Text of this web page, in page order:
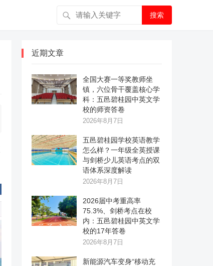
搜索
近期文章
全国大赛一等奖教师坐
镇，六位骨干覆盖核心学
科：五邑碧桂园中英文学
校的师资答卷
2026年8月7日
五邑碧桂园学校英语教学
怎么样？一年级全英授课
与剑桥少儿英语考点的双
语体系深度解读
2026年8月7日
2026届中考重高率
75.3%、剑桥考点在校
内：五邑碧桂园中英文学
校的17年答卷
2026年8月7日
新能源汽车变身“移动充